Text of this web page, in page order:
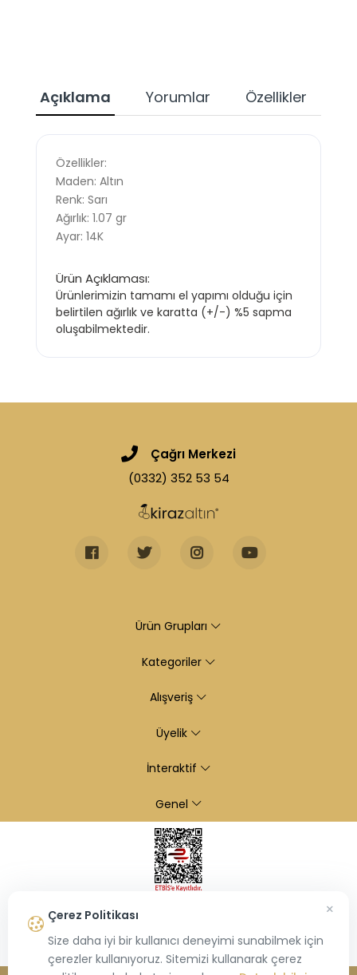
Açıklama Yorumlar Özellikler
Özellikler:
Maden: Altın
Renk: Sarı
Ağırlık: 1.07 gr
Ayar: 14K
Ürün Açıklaması:
Ürünlerimizin tamamı el yapımı olduğu için
belirtilen ağırlık ve karatta (+/-) %5 sapma
oluşabilmektedir.
Çağrı Merkezi
(0332) 352 53 54
Ürün Grupları
Kategoriler
Alışveriş
Üyelik
İnteraktif
Genel
Çerez Politikası
Size daha iyi bir kullanıcı deneyimi sunabilmek için
çerezler kullanıyoruz. Sitemizi kullanarak çerez
×